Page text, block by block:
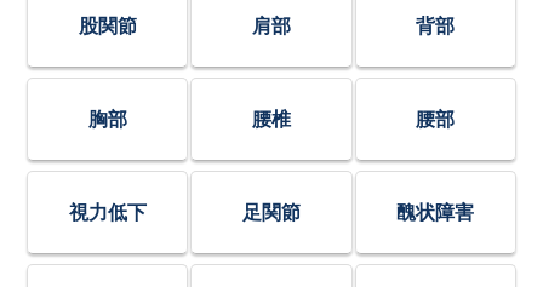
股関節 肩部 背部
胸部 腰椎 腰部
視力低下 足関節 醜状障害